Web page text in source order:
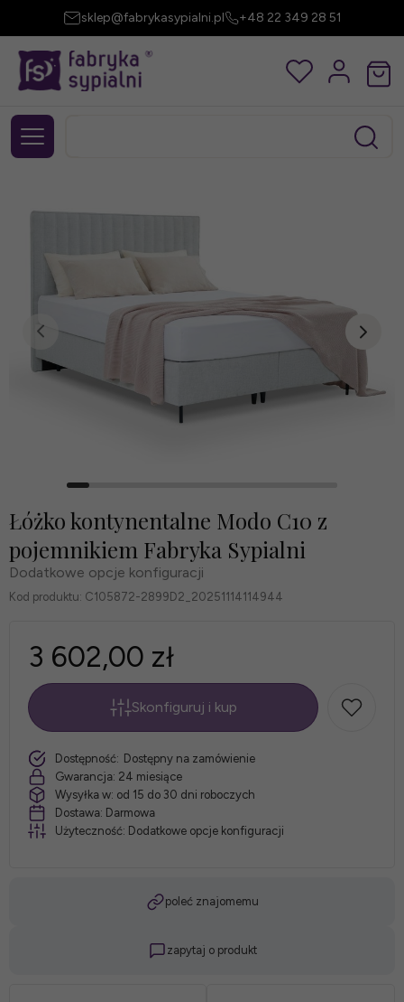
sklep@fabrykasypialni.pl +48 22 349 28 51
Łóżko kontynentalne Modo C10 z
pojemnikiem Fabryka Sypialni
Dodatkowe opcje konfiguracji
Kod produktu: C105872-2899D2_20251114114944
3 602,00 zł
*
Rozmiar
łóżka:
szt.
Skonfiguruj i kup
Dostępność: Dostępny na zamówienie
Gwarancja: 24 miesiące
Wysyłka w: od 15 do 30 dni roboczych
Dostawa: Darmowa
Użyteczność: Dodatkowe opcje konfiguracji
poleć znajomemu
zapytaj o produkt